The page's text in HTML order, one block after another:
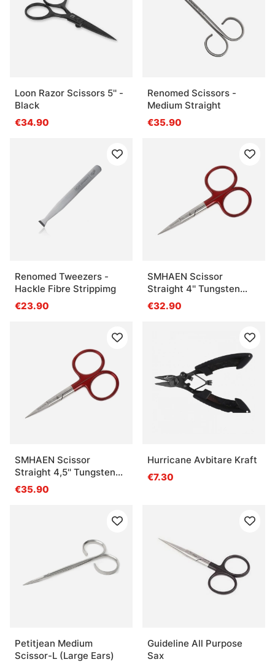
Loon Razor Scissors 5'' -
Black
€34.90
Renomed Scissors -
Medium Straight
€35.90
Renomed Tweezers -
Hackle Fibre Strippimg
€23.90
SMHAEN Scissor
Straight 4'' Tungsten
Carbide Red
€32.90
SMHAEN Scissor
Straight 4,5'' Tungsten
Carbide Red
€35.90
Hurricane Avbitare Kraft
€7.30
Petitjean Medium
Scissor-L (Large Ears)
Guideline All Purpose
Sax